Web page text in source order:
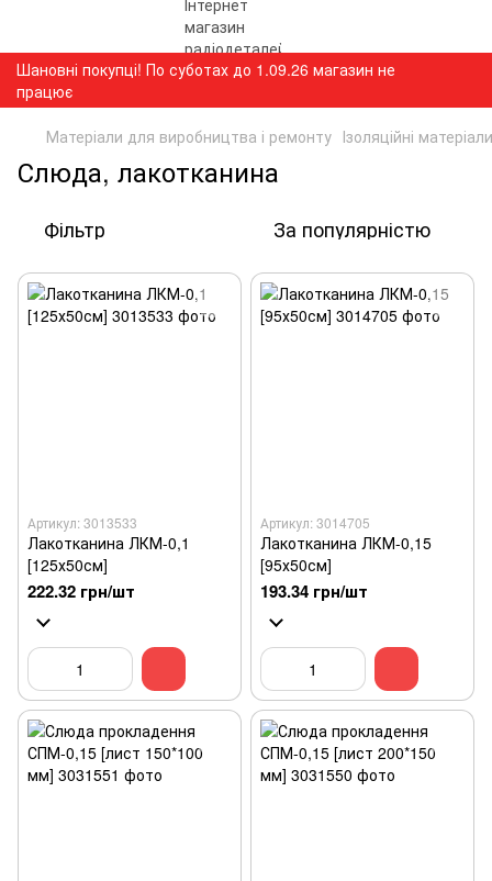
Шановні покупці! По суботах до 1.09.26 магазин не
працює
Матеріали для виробництва і ремонту Ізоляційні матеріали
Слюда, лакотканина
Фільтр За популярністю
Артикул: 3013533
Лакотканина ЛКМ-0,1
[125х50см]
222.32 грн/шт
Артикул: 3014705
Лакотканина ЛКМ-0,15
[95х50см]
193.34 грн/шт